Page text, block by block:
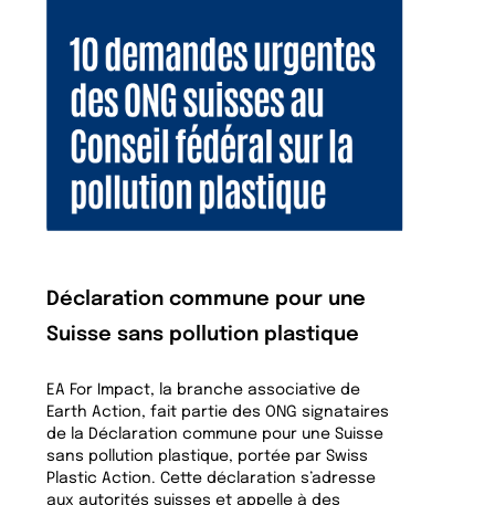
Déclaration commune pour une
Suisse sans pollution plastique
EA For Impact, la branche associative de
Earth Action, fait partie des ONG signataires
de la Déclaration commune pour une Suisse
sans pollution plastique, portée par Swiss
Plastic Action. Cette déclaration s’adresse
aux autorités suisses et appelle à des